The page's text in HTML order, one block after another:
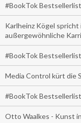
#BookTok
Karlheinz Kögel
außergewöhnliche
#BookTok
Media Control kürt die
#BookTok
Otto Waalkes - Kunst